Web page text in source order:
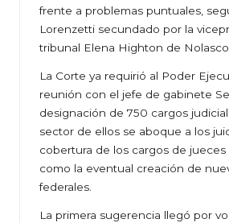
frente a problemas puntuales,
Lorenzetti secundado por la
tribunal Elena Highton de Nolasco.
La Corte ya requirió al Poder
reunión con el jefe de gabinete
designación de 750 cargos
sector de ellos se aboque a los
cobertura de los cargos de jueces
como la eventual creación de
federales.
La primera sugerencia llegó por